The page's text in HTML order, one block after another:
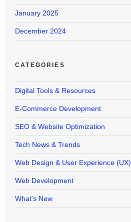
January 2025
December 2024
CATEGORIES
Digital Tools & Resources
E-Commerce Development
SEO & Website Optimization
Tech News & Trends
Web Design & User Experience (UX)
Web Development
What's New